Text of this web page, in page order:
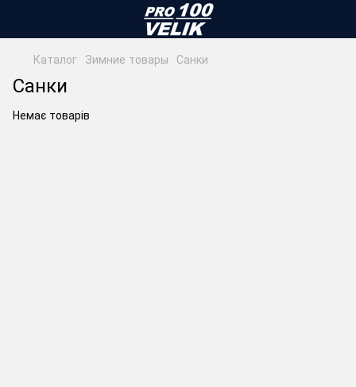
Каталог Зимние товары Санки
Санки
Немає товарів